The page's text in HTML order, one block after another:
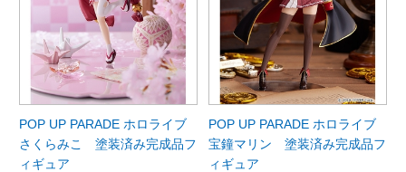
POP UP PARADE ホロライブ
さくらみこ 塗装済み完成品フ
ィギュア
POP UP PARADE ホロライブ
宝鐘マリン 塗装済み完成品フ
ィギュア